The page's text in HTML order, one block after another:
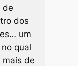
de
dos
um
qual
mais de